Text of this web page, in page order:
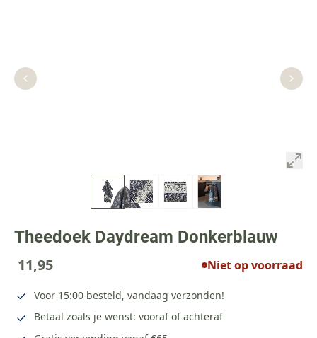
Theedoek Daydream Donkerblauw
11,95 Niet op voorraad
Voor 15:00 besteld, vandaag verzonden!
Betaal zoals je wenst: vooraf of achteraf